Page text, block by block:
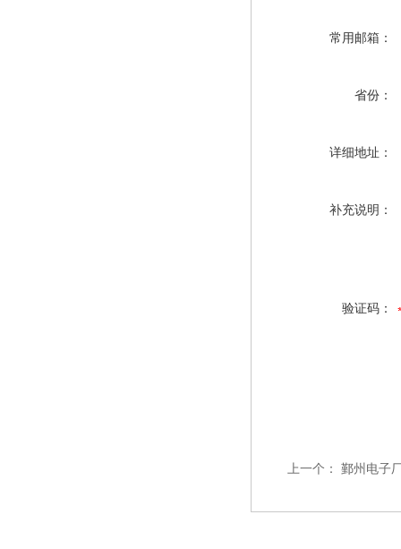
常用邮箱：
省份：
详细地址：
补充说明：
验证码：
上一个： 鄞州电子